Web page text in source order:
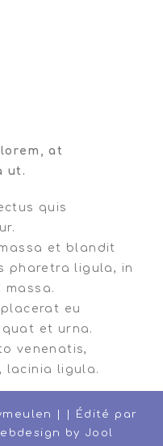
at
ut.
quis
et blandit
pharetra ligula, in
massa.
eu
et urna.
venenatis,
lacinia ligula.
| | Édité par
by Jool